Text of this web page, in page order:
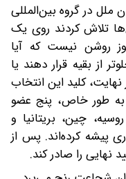
ملل در گروه بین‌المللی
تلاش کردند روی یک
روشن نیست که آیا
از بقیه قرار دهند یا
نهایت، کلید این انتخاب
15 عضوی و به طور خاص، پنج عضو
چین، بریتانیا و
پیشه کرده‌اند. پس از